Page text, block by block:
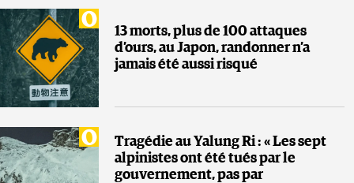
13 morts, plus de 100 attaques
d’ours, au Japon, randonner n’a
jamais été aussi risqué
Tragédie au Yalung Ri : « Les sept
alpinistes ont été tués par le
gouvernement, pas par